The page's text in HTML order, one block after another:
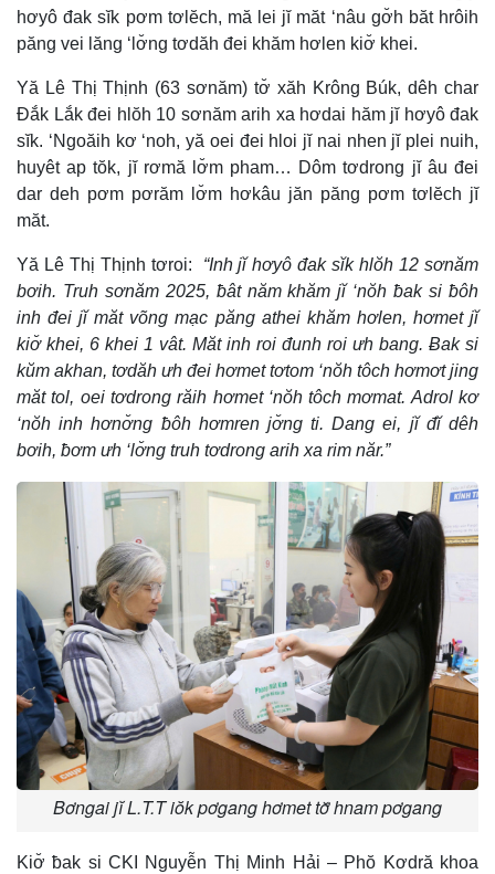
hơyô đak sĭk pơm tơlĕch, mă lei jĭ măt ‘nâu gơ̆h băt hrôih
păng vei lăng ‘lơ̆ng tơdăh đei khăm hơlen kiơ̆ khei.
Yă Lê Thị Thịnh (63 sơnăm) tơ̆ xăh Krông Búk, dêh char
Đắk Lắk đei hlŏh 10 sơnăm arih xa hơdai hăm jĭ hơyô đak
sĭk. ‘Ngoăih kơ ‘noh, yă oei đei hloi jĭ nai nhen jĭ plei nuih,
huyêt ap tŏk, jĭ rơmă lơ̆m pham… Dôm tơdrong jĭ âu đei
dar deh pơm pơrăm lơ̆m hơkâu jăn păng pơm tơlĕch jĭ
măt.
Yă Lê Thị Thịnh tơroi: “Inh jĭ hơyô đak sĭk hlŏh 12 sơnăm
bơih. Truh sơnăm 2025, ƀât năm khăm jĭ ‘nŏh ƀak si ƀôh
inh đei jĭ măt võng mạc păng athei khăm hơlen, hơmet jĭ
kiơ̆ khei, 6 khei 1 vât. Măt inh roi đunh roi ưh bang. Ƀak si
kŭm akhan, tơdăh ưh đei hơmet tơtom ‘nŏh tôch hơmơt jing
măt tol, oei tơdrong răih hơmet ‘nŏh tôch mơmat. Adrol kơ
‘nŏh inh hơnơ̆ng ƀôh hơmren jơ̆ng ti. Dang ei, jĭ đĭ dêh
bơih, ƀơm ưh ‘lơ̆ng truh tơdrong arih xa rim năr.”
Bơngai jĭ L.T.T iŏk pơgang hơmet tơ̆ hnam pơgang
Kiơ̆ ƀak si CKI Nguyễn Thị Minh Hải – Phŏ Kơdră khoa